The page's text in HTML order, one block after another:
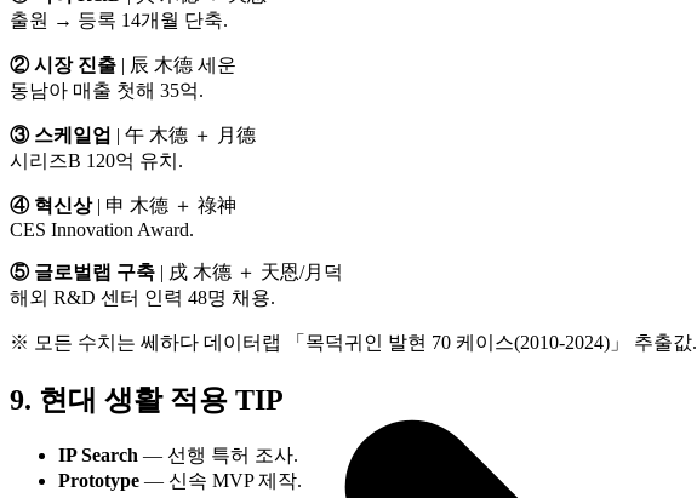
출원 → 등록 14개월 단축.
② 시장 진출 | 辰 木德 세운
동남아 매출 첫해 35억.
③ 스케일업 | 午 木德 ＋ 月德
시리즈B 120억 유치.
④ 혁신상| 申 木德 ＋ 祿神
CES Innovation Award.
⑤ 글로벌랩 구축 | 戌 木德 ＋ 天恩/月덕
해외 R&D 센터 인력 48명 채용.
※ 모든 수치는 쎄하다 데이터랩 「목덕귀인 발현 70 케이스(2010‑2024)」 추출값.
9. 현대 생활 적용 TIP
IP Search — 선행 특허 조사.
Prototype — 신속 MVP 제작.